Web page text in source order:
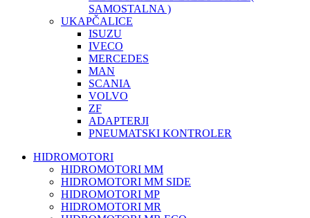
SAMOSTALNA )
UKAPČALICE
ISUZU
IVECO
MERCEDES
MAN
SCANIA
VOLVO
ZF
ADAPTERJI
PNEUMATSKI KONTROLER
HIDROMOTORI
HIDROMOTORI MM
HIDROMOTORI MM SIDE
HIDROMOTORI MP
HIDROMOTORI MR